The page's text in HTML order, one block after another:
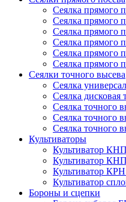
Сеялка прямого
Сеялка прямого
Сеялка прямого
Сеялка прямого
Сеялка прямого
Сеялка прямого
Сеялки точного высева
Сеялка
Сеялка дисковая
Сеялка точного
Сеялка точного
Сеялка точного
Культиваторы
Культиватор
Культиватор
Культиватор
Культиватор
Бороны и сцепки